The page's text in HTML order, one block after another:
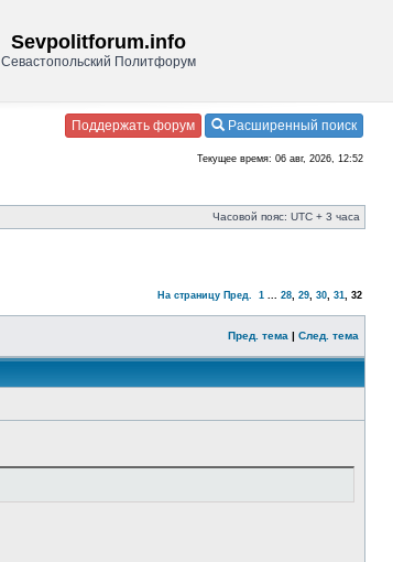
Sevpolitforum.info
Севастопольский Политфорум
Поддержать форум Расширенный поиск
Текущее время: 06 авг, 2026, 12:52
Часовой пояс: UTC + 3 часа
На страницу Пред. 1 ... 28, 29, 30, 31, 32
Пред. тема | След. тема